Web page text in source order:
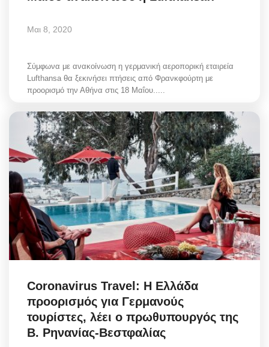
Μαι 8, 2020
Σύμφωνα με ανακοίνωση η γερμανική αεροπορική εταιρεία
Lufthansa θα ξεκινήσει πτήσεις από Φρανκφούρτη με
προορισμό την Αθήνα στις 18 Μαΐου.....
Coronavirus Travel: Η Ελλάδα
προορισμός για Γερμανούς
τουρίστες, λέει ο πρωθυπουργός της
Β. Ρηνανίας-Βεστφαλίας